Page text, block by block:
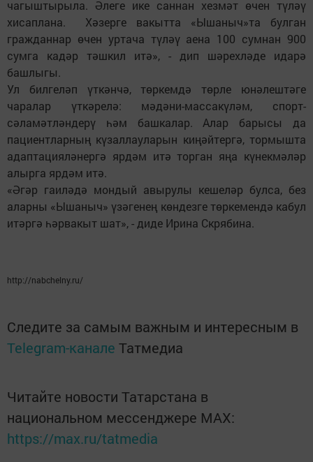
чагыштырыла. Әлеге ике саннан хезмәт өчен түләү
хисаплана. Хәзерге вакытта «Ышаныч»та булган
гражданнар өчен уртача түләү аена 100 сумнан 900
сумга кадәр тәшкил итә», - дип шәрехләде идарә
башлыгы.
Ул билгеләп үткәнчә, төркемдә төрле юнәлештәге
чаралар үткәрелә: мәдәни-массакүләм, спорт-
сәламәтләндерү һәм башкалар. Алар барысы да
пациентларның күзаллауларын киңәйтергә, тормышта
адаптацияләнергә ярдәм итә торган яңа күнекмәләр
алырга ярдәм итә.
«Әгәр гаиләдә мондый авырулы кешеләр булса, без
аларны «Ышаныч» үзәгенең көндезге төркемендә кабул
итәргә һәрвакыт шат», - диде Ирина Скрябина.
http://nabchelny.ru/
Следите за самым важным и интересным в
Telegram-канале Татмедиа
Читайте новости Татарстана в
национальном мессенджере MАХ:
https://max.ru/tatmedia